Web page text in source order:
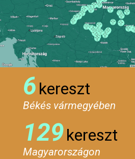
6 kereszt
Békés vármegyében
129kereszt
Magyarországon